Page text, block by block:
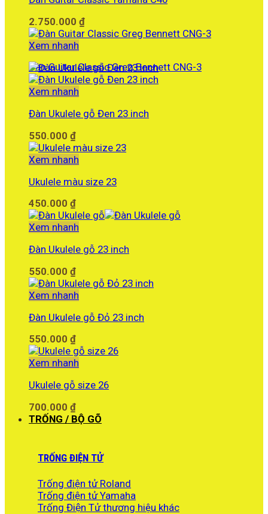
2.750.000 ₫
Xem nhanh
Đàn Guitar Classic Greg Bennett CNG-3
Xem nhanh
Đàn Ukulele gỗ Đen 23 inch
550.000 ₫
Xem nhanh
Ukulele màu size 23
450.000 ₫
Xem nhanh
Đàn Ukulele gỗ 23 inch
550.000 ₫
Xem nhanh
Đàn Ukulele gỗ Đỏ 23 inch
550.000 ₫
Xem nhanh
Ukulele gỗ size 26
700.000 ₫
TRỐNG / BỘ GÕ
TRỐNG ĐIỆN TỬ
Trống điện tử Roland
Trống điện tử Yamaha
Trống Điện Tử thương hiệu khác